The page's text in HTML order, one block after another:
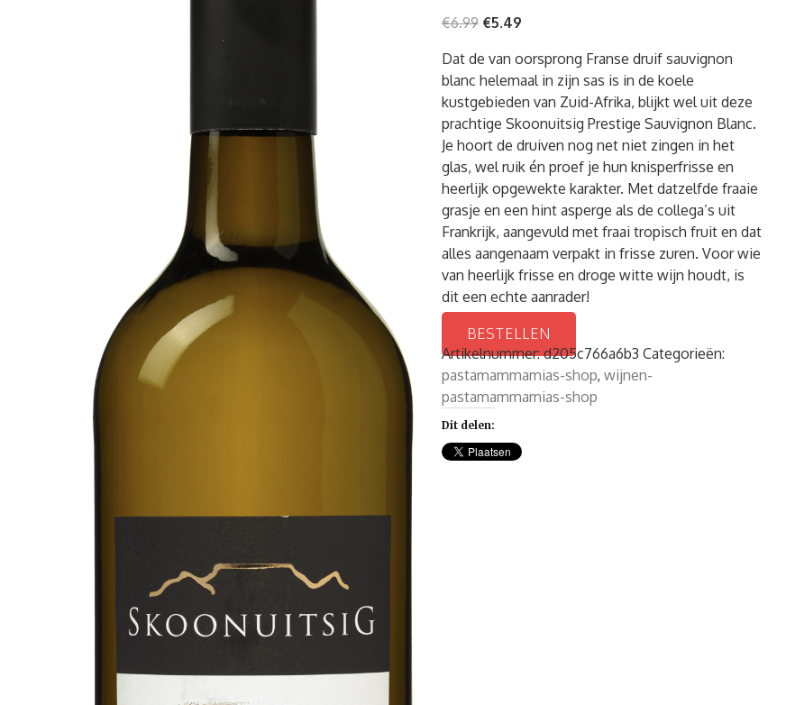
€6.99 €5.49
Dat de van oorsprong Franse druif sauvignon
blanc helemaal in zijn sas is in de koele
kustgebieden van Zuid-Afrika, blijkt wel uit deze
prachtige Skoonuitsig Prestige Sauvignon Blanc.
Je hoort de druiven nog net niet zingen in het
glas, wel ruik én proef je hun knisperfrisse en
heerlijk opgewekte karakter. Met datzelfde fraaie
grasje en een hint asperge als de collega’s uit
Frankrijk, aangevuld met fraai tropisch fruit en dat
alles aangenaam verpakt in frisse zuren. Voor wie
van heerlijk frisse en droge witte wijn houdt, is
dit een echte aanrader!
BESTELLEN
Artikelnummer:d205c766a6b3 Categorieën:
pastamammamias-shop, wijnen-
pastamammamias-shop
Dit delen: